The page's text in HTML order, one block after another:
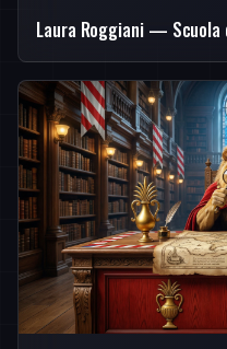
Laura Roggiani — Scuola